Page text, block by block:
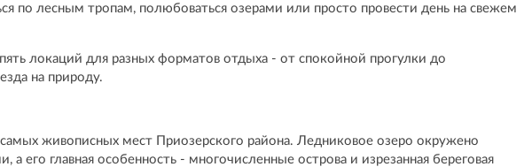
по лесным тропам, полюбоваться озерами или просто провести день на свежем
локаций для разных форматов отдыха - от спокойной прогулки до
на природу.
живописных мест Приозерского района. Ледниковое озеро окружено
а его главная особенность - многочисленные острова и изрезанная береговая